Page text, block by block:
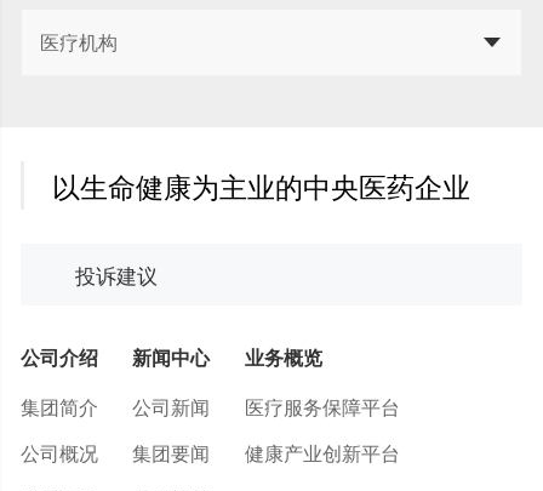
医疗机构
以生命健康为主业的中央医药企业
投诉建议
公司介绍
集团简介
公司概况
新闻中心
公司新闻
集团要闻
业务概览
医疗服务保障平台
健康产业创新平台